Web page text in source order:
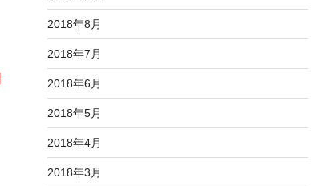
2018年8月
2018年7月
2018年6月
2018年5月
2018年4月
2018年3月